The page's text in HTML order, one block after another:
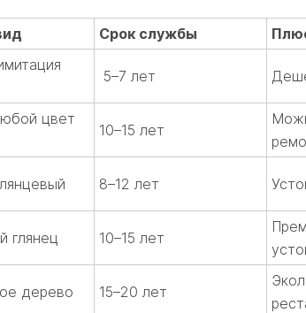
Срок службы
5–7 лет
цвет
10–15 лет
8–12 лет
глянец 10–15 лет
дерево 15–20 лет